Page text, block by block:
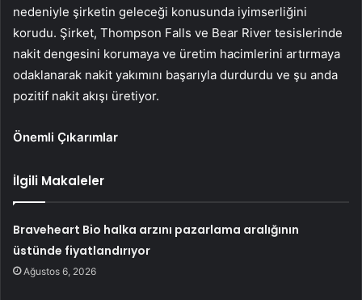
nedeniyle şirketin geleceği konusunda iyimserliğini
korudu. Şirket, Thompson Falls ve Bear River tesislerinde
nakit dengesini korumaya ve üretim hacimlerini artırmaya
odaklanarak nakit yakımını başarıyla durdurdu ve şu anda
pozitif nakit akışı üretiyor.
Önemli Çıkarımlar
İlgili Makaleler
Braveheart Bio halka arzını pazarlama aralığının
üstünde fiyatlandırıyor
Ağustos 6, 2026